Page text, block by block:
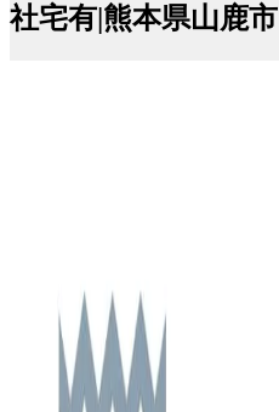
社宅有|熊本県山鹿市